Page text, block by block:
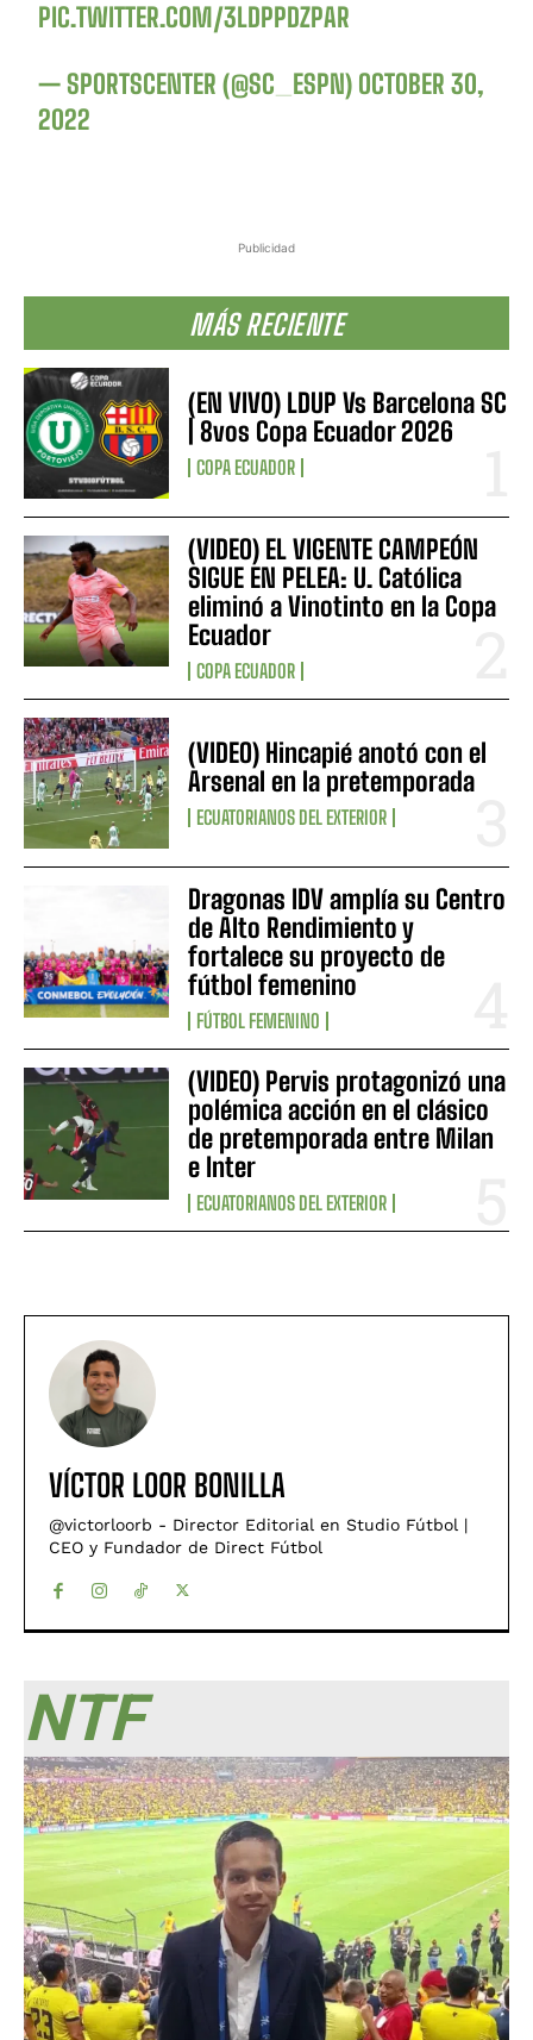
Publicidad
MÁS RECIENTE
(EN VIVO) LDUP Vs Barcelona SC
| 8vos Copa Ecuador 2026
COPA ECUADOR
(VIDEO) EL VIGENTE CAMPEÓN
SIGUE EN PELEA: U. Católica
eliminó a Vinotinto en la Copa
Ecuador
COPA ECUADOR
(VIDEO) Hincapié anotó con el
Arsenal en la pretemporada
ECUATORIANOS DEL EXTERIOR
Dragonas IDV amplía su Centro
de Alto Rendimiento y
fortalece su proyecto de
fútbol femenino
FÚTBOL FEMENINO
(VIDEO) Pervis protagonizó una
polémica acción en el clásico
de pretemporada entre Milan
e Inter
ECUATORIANOS DEL EXTERIOR
PIC.TWITTER.COM/3LDPPDZPAR
— SPORTSCENTER (@SC_ESPN) OCTOBER 30,
2022
VÍCTOR LOOR BONILLA
@victorloorb - Director Editorial en Studio Fútbol |
CEO y Fundador de Direct Fútbol
NTF